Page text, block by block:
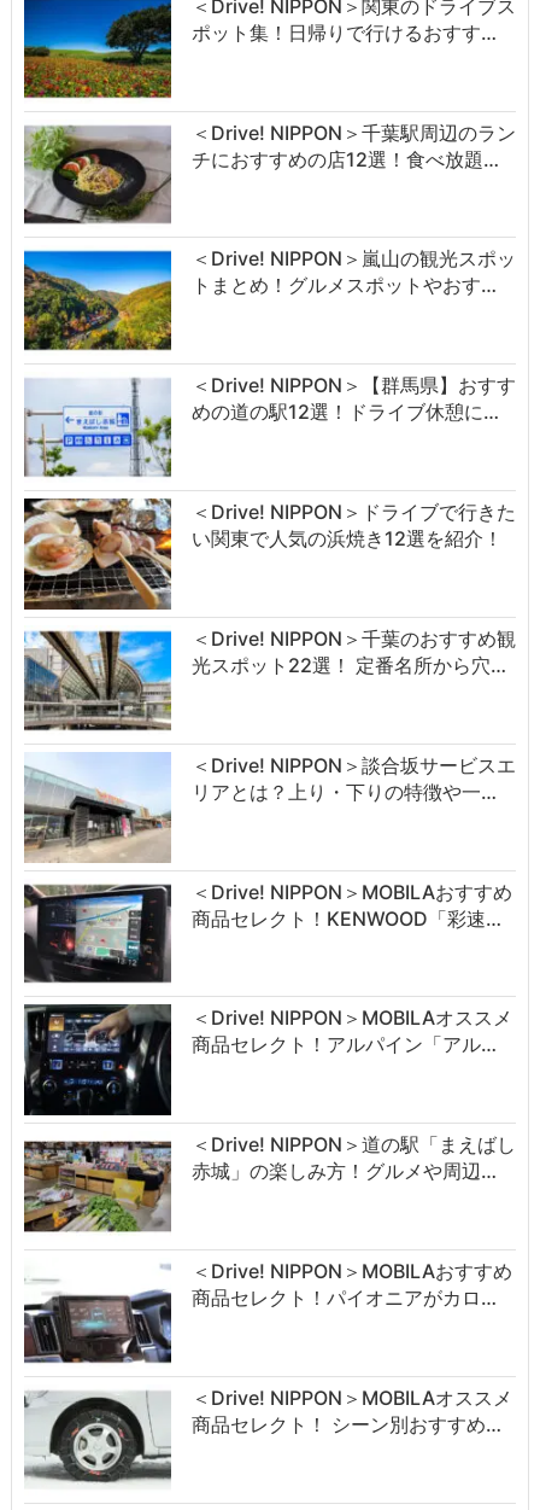
＜Drive! NIPPON＞関東のドライブス
ポット集！日帰りで行けるおすす…
＜Drive! NIPPON＞千葉駅周辺のラン
チにおすすめの店12選！食べ放題…
＜Drive! NIPPON＞嵐山の観光スポッ
トまとめ！グルメスポットやおす…
＜Drive! NIPPON＞【群馬県】おすす
めの道の駅12選！ドライブ休憩に…
＜Drive! NIPPON＞ドライブで行きた
い関東で人気の浜焼き12選を紹介！
＜Drive! NIPPON＞千葉のおすすめ観
光スポット22選！ 定番名所から穴…
＜Drive! NIPPON＞談合坂サービスエ
リアとは？上り・下りの特徴や一…
＜Drive! NIPPON＞MOBILAおすすめ
商品セレクト！KENWOOD「彩速…
＜Drive! NIPPON＞MOBILAオススメ
商品セレクト！アルパイン「アル…
＜Drive! NIPPON＞道の駅「まえばし
赤城」の楽しみ方！グルメや周辺…
＜Drive! NIPPON＞MOBILAおすすめ
商品セレクト！パイオニアがカロ…
＜Drive! NIPPON＞MOBILAオススメ
商品セレクト！ シーン別おすすめ…